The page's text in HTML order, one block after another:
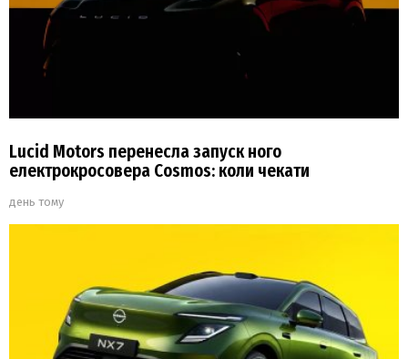
Lucid Motors перенесла запуск ного
електрокросовера Cosmos: коли чекати
день тому